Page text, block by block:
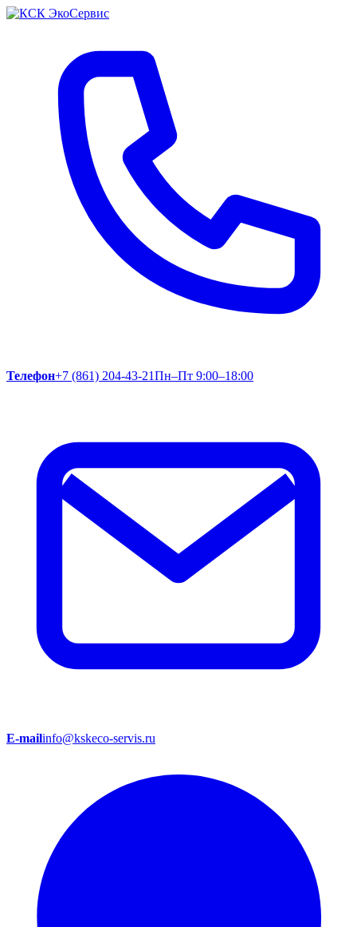
Телефон+7 (861) 204-43-21Пн–Пт 9:00–18:00
E-mailinfo@kskeco-servis.ru